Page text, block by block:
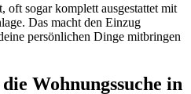
oft sogar komplett ausgestattet mit
Das macht den Einzug
persönlichen Dinge mitbringen
Wohnungssuche in